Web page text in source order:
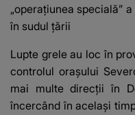
„operațiunea specială”
în sudul țării
Lupte grele au loc în
controlul oraşului
mai multe direcţii în
încercând în acelaşi